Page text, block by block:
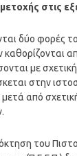
στις
δύο φορές
καθορίζονται
με
στην
μετά από
του